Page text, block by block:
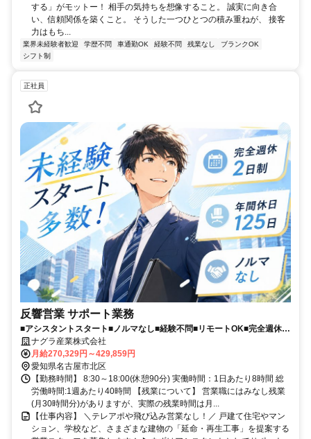
する」がモットー！ 相手の気持ちを想像すること。 誠実に向き合
い、信頼関係を築くこと。 そうした一つひとつの積み重ねが、 接客
力はもち...
業界未経験者歓迎 学歴不問 車通勤OK 経験不問 残業なし
ブランクOK
シフト制
正社員
反響営業 サポート業務
■アシスタントスタート■ノルマなし■経験不問■リモートOK■完全週休2
日制(土日祝)■資格手当MAX4万円
ナグラ産業株式会社
月給270,329円～429,859円
愛知県名古屋市北区
【勤務時間】 8:30～18:00(休憩90分) 実働時間：1日あたり8時間 総
労働時間:1週あたり40時間 【残業について】 営業職にはみなし残業
(月30時間分)がありますが、実際の残業時間は月...
【仕事内容】 ＼テレアポや飛び込み営業なし！／ 戸建て住宅やマン
ション、学校など、さまざまな建物の「延命・再生工事」を提案する